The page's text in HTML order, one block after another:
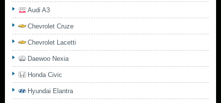
Audi A3
Chevrolet Cruze
Chevrolet Lacetti
Daewoo Nexia
Honda Civic
Hyundai Elantra